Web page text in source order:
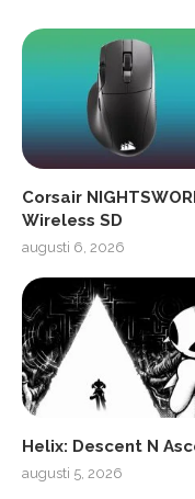
Corsair
Wireless SD
augusti 6, 2026
Helix: Descent N
augusti 5, 2026